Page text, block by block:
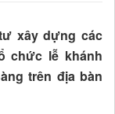
xây dựng các
chức lễ khánh
trên địa bàn